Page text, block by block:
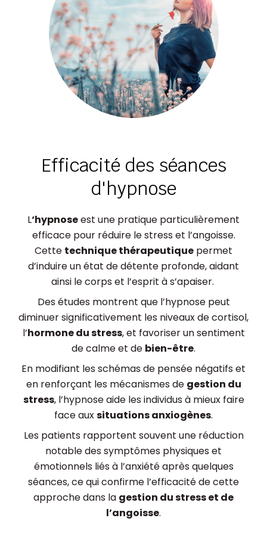
Efficacité des séances
d'hypnose
L‘hypnoseest une pratique particulièrement
efficace pour réduire le stress et l’angoisse.
Cette technique thérapeutique permet
d’induire un état de détente profonde, aidant
ainsi le corps et l’esprit à s’apaiser.
Des études montrent que l’hypnose peut
diminuer significativement les niveaux de cortisol,
l’hormone du stress, et favoriser un sentiment
de calme et de bien-être.
En modifiant les schémas de pensée négatifs et
en renforçant les mécanismes de gestion du
stress, l’hypnose aide les individus à mieux faire
face auxsituations anxiogènes.
Les patients rapportent souvent une réduction
notable des symptômes physiques et
émotionnels liés à l’anxiété après quelques
séances, ce qui confirme l’efficacité de cette
approche dans la gestion du stress et de
l’angoisse.